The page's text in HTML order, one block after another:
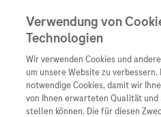
Verwendung von
Technologien
Wir verwenden Cookies und
um unsere Website zu
notwendige Cookies, damit wir
von Ihnen erwarteten Qualität
stellen können. Die für diesen